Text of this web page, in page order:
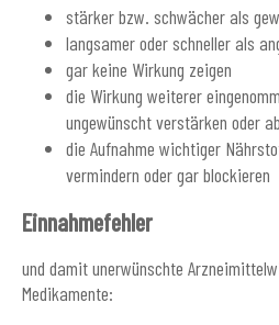
stärker bzw. schwächer als
langsamer oder schneller als
gar keine Wirkung zeigen
die Wirkung weiterer
ungewünscht verstärken oder
die Aufnahme wichtiger
vermindern oder gar blockieren
Einnahmefehler
und damit unerwünschte
Medikamente: